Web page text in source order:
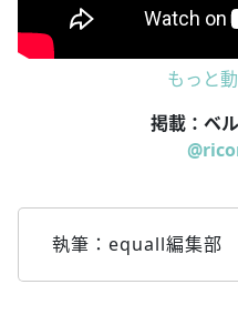
もっと
掲載：ベ
執筆：equall編集部